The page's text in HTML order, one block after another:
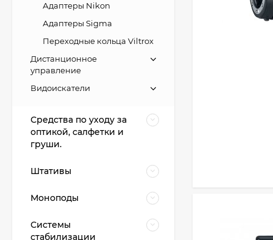
Адаптеры Nikon
Адаптеры Sigma
Переходные кольца Viltrox
Дистанционное
управление
Видоискатели
Средства по уходу за
оптикой, салфетки и
груши.
Штативы
Моноподы
Системы
стабилизации